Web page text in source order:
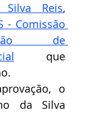
Silva Reis,
- Comissão
de
que
o
da Silva